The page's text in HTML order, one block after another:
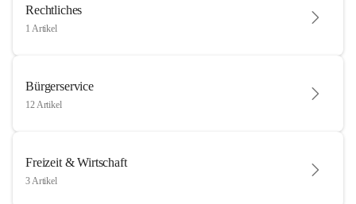
Rechtliches
1 Artikel
Bürgerservice
12 Artikel
Freizeit & Wirtschaft
3 Artikel